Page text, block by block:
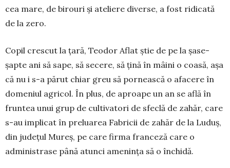
cea mare, de birouri și ateliere diverse, a fost ridicată
de la zero.
Copil crescut la țară, Teodor Aflat știe de pe la șase-
șapte ani să sape, să secere, să țină în mâini o coasă, așa
că nu i s-a părut chiar greu să pornească o afacere în
domeniul agricol. În plus, de aproape un an se află în
fruntea unui grup de cultivatori de sfeclă de zahăr, care
s-au implicat în preluarea Fa­bricii de zahăr de la Luduș,
din județul Mureș, pe care firma franceză care o
administrase până atunci amenința să o închidă.